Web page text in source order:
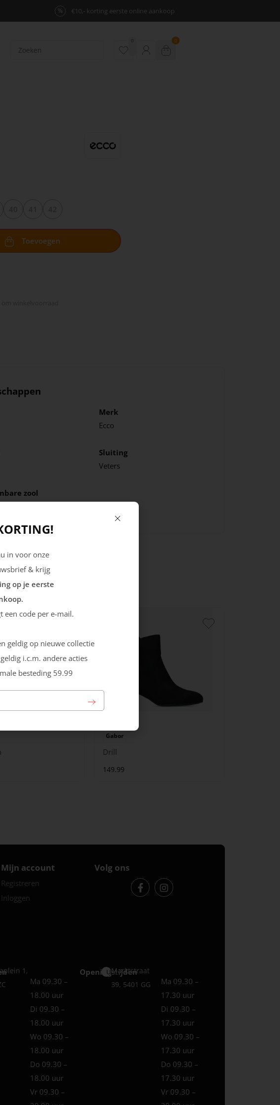
% €10,- korting eerste online aankoop
0 0
Toevoegen
Merk
Ecco
Sluiting
Veters
zool
Gabor
Drill
149.99
Mijn account
Registreren
Inloggen
Volg ons
1,
Ma 09.30 –
18.00 uur
Di 09.30 –
18.00 uur
Wo 09.30 –
18.00 uur
Do 09.30 –
18.00 uur
Vr 09.30 –
Openingstijden
Uden
Marktstraat
39, 5401 GG
Ma 09.30 –
17.30 uur
Di 09.30 –
17.30 uur
Wo 09.30 –
17.30 uur
Do 09.30 –
17.30 uur
Vr 09.30 –
in voor onze
& krijg
op je eerste
een code per e-mail.
geldig op nieuwe collectie
i.c.m. andere acties
besteding 59.99